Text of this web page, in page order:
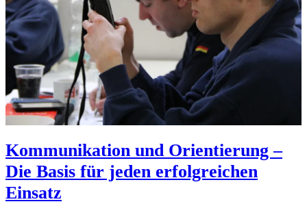
Kommunikation und Orientierung –
Die Basis für jeden erfolgreichen
Einsatz